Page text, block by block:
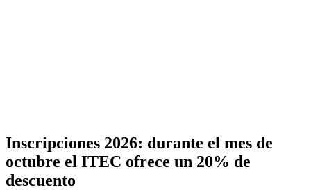
Inscripciones 2026: durante el mes de
octubre el ITEC ofrece un 20% de
descuento